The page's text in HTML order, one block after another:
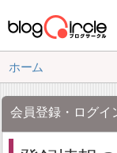
ホーム
会員登録・ログイ